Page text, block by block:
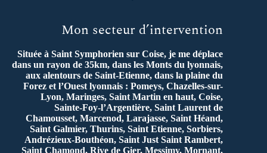
Mon secteur d’intervention
Située à Saint Symphorien sur Coise, je me déplace
dans un rayon de 35km, dans les Monts du lyonnais,
aux alentours de Saint-Etienne, dans la plaine du
Forez et l’Ouest lyonnais : Pomeys, Chazelles-sur-
Lyon, Maringes, Saint Martin en haut, Coise,
Sainte-Foy-l’Argentière, Saint Laurent de
Chamousset, Marcenod, Larajasse, Saint Héand,
Saint Galmier, Thurins, Saint Etienne, Sorbiers,
Andrézieux-Bouthéon, Saint Just Saint Rambert,
Saint Chamond, Rive de Gier, Messimy, Mornant,